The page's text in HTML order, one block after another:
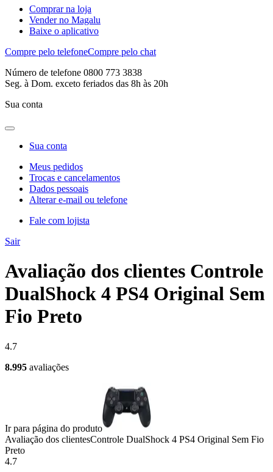
Comprar na loja
Vender no Magalu
Baixe o aplicativo
Compre pelo telefoneCompre pelo chat
Número de telefone 0800 773 3838
Seg. à Dom. exceto feriados das 8h às 20h
Sua conta
Sua conta
Meus pedidos
Trocas e cancelamentos
Dados pessoais
Alterar e-mail ou telefone
Fale com lojista
Sair
Avaliação dos clientes Controle
DualShock 4 PS4 Original Sem
Fio Preto
4.7
8.995 avaliações
Ir para página do produto
Avaliação dos clientesControle DualShock 4 PS4 Original Sem Fio
Preto
4.7